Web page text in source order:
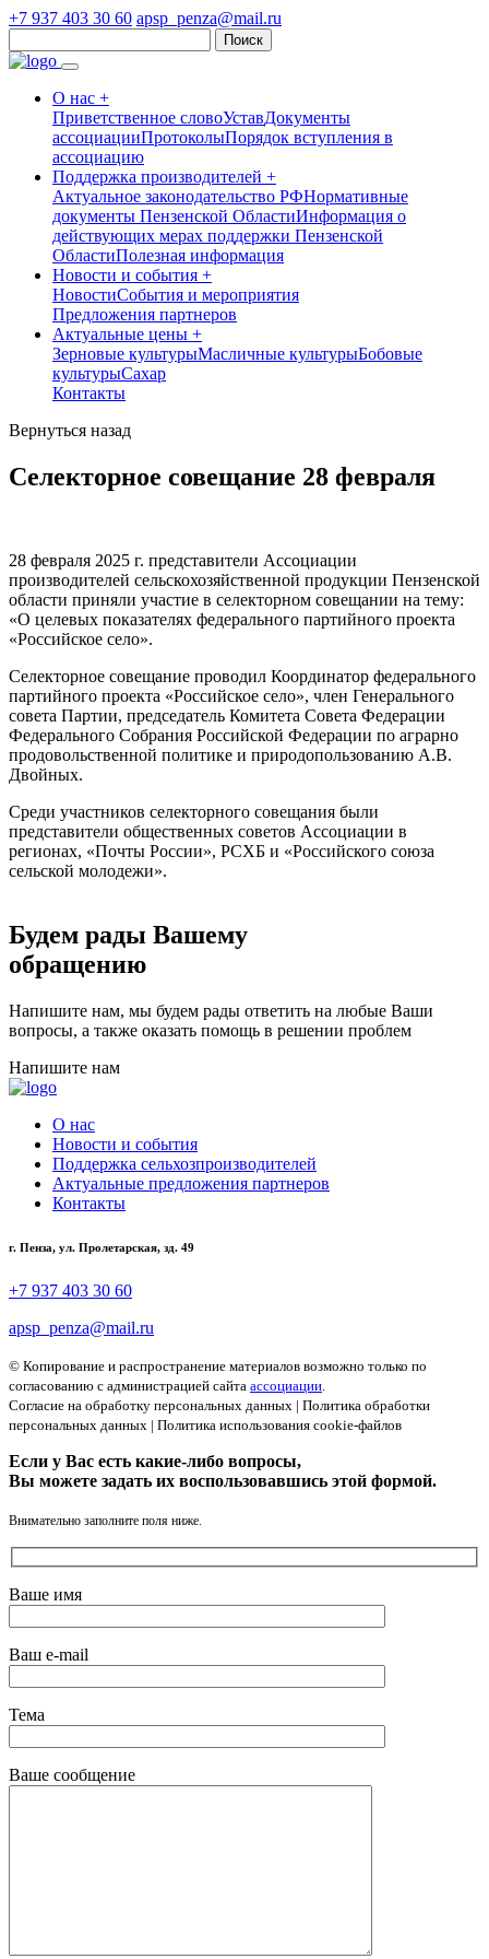
+7 937 403 30 60 apsp_penza@mail.ru
О нас +
Приветственное словоУставДокументы
ассоциацииПротоколыПорядок вступления в
ассоциацию
Поддержка производителей +
Актуальное законодательство РФНормативные
документы Пензенской ОбластиИнформация о
действующих мерах поддержки Пензенской
ОбластиПолезная информация
Новости и события +
НовостиСобытия и мероприятия
Предложения партнеров
Актуальные цены +
Зерновые культурыМасличные культурыБобовые
культурыСахар
Контакты
Вернуться назад
Cелекторное совещание 28 февраля
28 февраля 2025 г. представители Ассоциации
производителей сельскохозяйственной продукции Пензенской
области приняли участие в селекторном совещании на тему:
«О целевых показателях федерального партийного проекта
«Российское село».
Селекторное совещание проводил Координатор федерального
партийного проекта «Российское село», член Генерального
совета Партии, председатель Комитета Совета Федерации
Федерального Собрания Российской Федерации по аграрно
продовольственной политике и природопользованию А.В.
Двойных.
Среди участников селекторного совещания были
представители общественных советов Ассоциации в
регионах, «Почты России», РСХБ и «Российского союза
сельской молодежи».
Будем рады Вашему
обращению
Напишите нам, мы будем рады ответить на любые Ваши
вопросы, а также оказать помощь в решении проблем
Напишите нам
О нас
Новости и события
Поддержка сельхозпроизводителей
Актуальные предложения партнеров
Контакты
г. Пенза, ул. Пролетарская, зд. 49
+7 937 403 30 60
apsp_penza@mail.ru
© Копирование и распространение материалов возможно только по
согласованию с администрацией сайта ассоциации
Согласие на обработку персональных данных | Политика обработки
персональных данных | Политика использования cookie-файлов
Если у Вас есть какие-либо вопросы,
Вы можете задать их воспользовавшись этой формой.
Внимательно заполните поля ниже.
Ваше имя
Ваш e-mail
Тема
Ваше сообщение